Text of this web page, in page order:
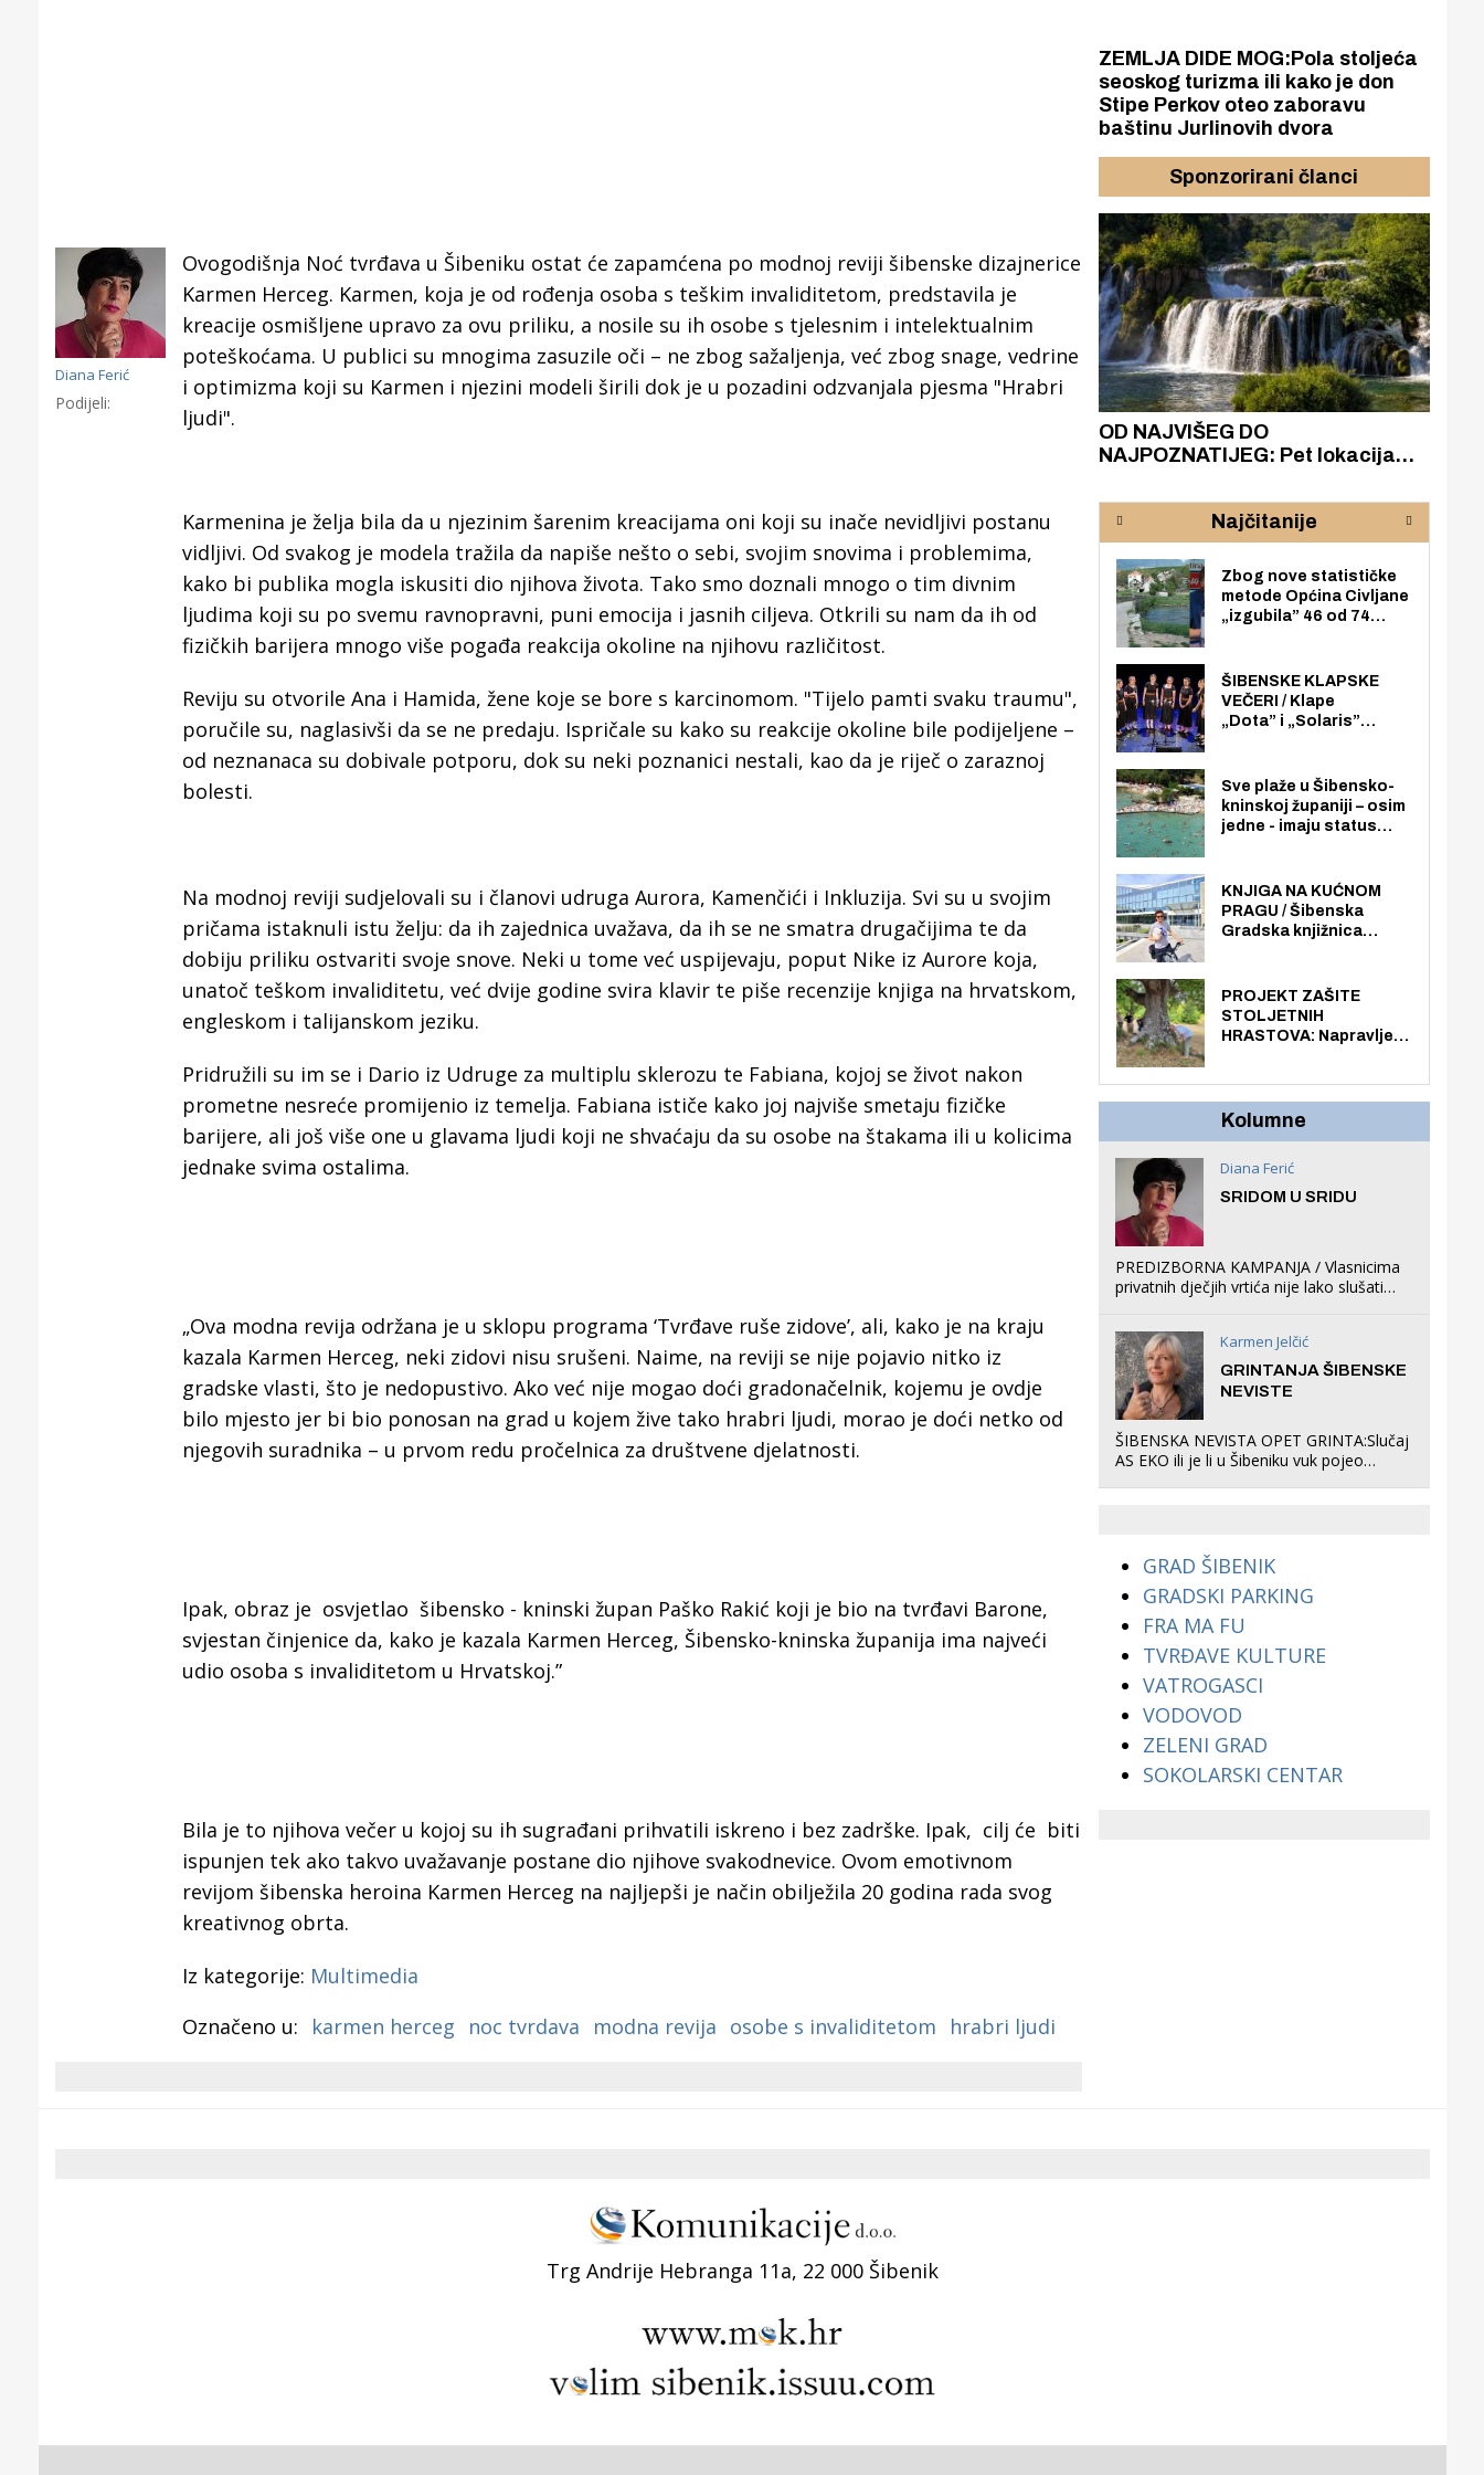
Diana Ferić
Podijeli:
Ovogodišnja Noć tvrđava u Šibeniku ostat će zapamćena po modnoj reviji šibenske dizajnerice
Karmen Herceg. Karmen, koja je od rođenja osoba s teškim invaliditetom, predstavila je
kreacije osmišljene upravo za ovu priliku, a nosile su ih osobe s tjelesnim i intelektualnim
poteškoćama. U publici su mnogima zasuzile oči – ne zbog sažaljenja, već zbog snage, vedrine
i optimizma koji su Karmen i njezini modeli širili dok je u pozadini odzvanjala pjesma "Hrabri
ljudi".
Karmenina je želja bila da u njezinim šarenim kreacijama oni koji su inače nevidljivi postanu
vidljivi. Od svakog je modela tražila da napiše nešto o sebi, svojim snovima i problemima,
kako bi publika mogla iskusiti dio njihova života. Tako smo doznali mnogo o tim divnim
ljudima koji su po svemu ravnopravni, puni emocija i jasnih ciljeva. Otkrili su nam da ih od
fizičkih barijera mnogo više pogađa reakcija okoline na njihovu različitost.
Reviju su otvorile Ana i Hamida, žene koje se bore s karcinomom. "Tijelo pamti svaku traumu",
poručile su, naglasivši da se ne predaju. Ispričale su kako su reakcije okoline bile podijeljene –
od neznanaca su dobivale potporu, dok su neki poznanici nestali, kao da je riječ o zaraznoj
bolesti.
Na modnoj reviji sudjelovali su i članovi udruga Aurora, Kamenčići i Inkluzija. Svi su u svojim
pričama istaknuli istu želju: da ih zajednica uvažava, da ih se ne smatra drugačijima te da
dobiju priliku ostvariti svoje snove. Neki u tome već uspijevaju, poput Nike iz Aurore koja,
unatoč teškom invaliditetu, već dvije godine svira klavir te piše recenzije knjiga na hrvatskom,
engleskom i talijanskom jeziku.
Pridružili su im se i Dario iz Udruge za multiplu sklerozu te Fabiana, kojoj se život nakon
prometne nesreće promijenio iz temelja. Fabiana ističe kako joj najviše smetaju fizičke
barijere, ali još više one u glavama ljudi koji ne shvaćaju da su osobe na štakama ili u kolicima
jednake svima ostalima.
„Ova modna revija održana je u sklopu programa ‘Tvrđave ruše zidove’, ali, kako je na kraju
kazala Karmen Herceg, neki zidovi nisu srušeni. Naime, na reviji se nije pojavio nitko iz
gradske vlasti, što je nedopustivo. Ako već nije mogao doći gradonačelnik, kojemu je ovdje
bilo mjesto jer bi bio ponosan na grad u kojem žive tako hrabri ljudi, morao je doći netko od
njegovih suradnika – u prvom redu pročelnica za društvene djelatnosti.
Ipak, obraz je osvjetlao šibensko - kninski župan Paško Rakić koji je bio na tvrđavi Barone,
svjestan činjenice da, kako je kazala Karmen Herceg, Šibensko-kninska županija ima najveći
udio osoba s invaliditetom u Hrvatskoj.”
Bila je to njihova večer u kojoj su ih sugrađani prihvatili iskreno i bez zadrške. Ipak, cilj će biti
ispunjen tek ako takvo uvažavanje postane dio njihove svakodnevice. Ovom emotivnom
revijom šibenska heroina Karmen Herceg na najljepši je način obilježila 20 godina rada svog
kreativnog obrta.
Iz kategorije: Multimedia
Označeno u:
karmen herceg noc tvrdava modna revija osobe s invaliditetom hrabri ljudi
ZEMLJA DIDE MOG:Pola stoljeća
seoskog turizma ili kako je don
Stipe Perkov oteo zaboravu
baštinu Jurlinovih dvora
Sponzorirani članci
OD NAJVIŠEG DO
NAJPOZNATIJEG: Pet lokacija
rijeke Krke
Najčitanije
Zbog nove statističke
metode Općina Civljane
„izgubila” 46 od 74
nego radno sposobnih
osoba među svojih 170
stanovnika.
ŠIBENSKE KLAPSKE
VEČERI / Klape
„Dota” i „Solaris”
loži
Sve plaže u Šibensko-
kninskoj županiji – osim
jedne - imaju status
općoj upotrebi. Pristup
je slobodan i besplatan
za sve građane i
KNJIGA NA KUĆNOM
PRAGU / Šibenska
Gradska knjižnica
knjiga na kućnu adresu
električnim biciklom.
PROJEKT ZAŠITE
STOLJETNIH
HRASTOVA: Napravljen
Kolumne
Diana Ferić
SRIDOM U SRIDU
PREDIZBORNA KAMPANJA / Vlasnicima
privatnih dječjih vrtića nije lako slušati
što oni rade u Šibeniku ne postoji
Karmen Jelčić
GRINTANJA ŠIBENSKE
NEVISTE
ŠIBENSKA NEVISTA OPET GRINTA:Slučaj
AS EKO ili je li u Šibeniku vuk pojeo
GRAD ŠIBENIK
GRADSKI PARKING
FRA MA FU
TVRĐAVE KULTURE
VATROGASCI
VODOVOD
ZELENI GRAD
SOKOLARSKI CENTAR
Trg Andrije Hebranga 11a, 22 000 Šibenik